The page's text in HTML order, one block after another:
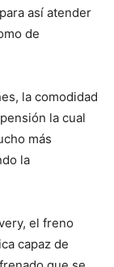
así atender
de
la comodidad
la cual
más
la
el freno
capaz de